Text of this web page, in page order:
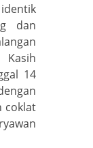
dan
Kasih
14
coklat